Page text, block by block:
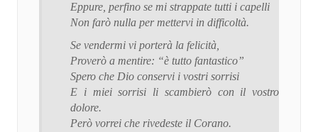
Eppure, perfino se mi strappate tutti i capelli
Non farò nulla per mettervi in difficoltà.
Se vendermi vi porterà la felicità,
Proverò a mentire: “è tutto fantastico”
Spero che Dio conservi i vostri sorrisi
E i miei sorrisi li scambierò con il vostro
dolore.
Però vorrei che rivedeste il Corano.